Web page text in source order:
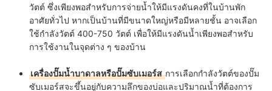
วัตต์ ซึ่งเพียงพอสำหรับการจ่ายน้ำให้มีแรงดันคงที่ในบ้านพัก
อาศัยทั่วไป หากเป็นบ้านที่มีขนาดใหญ่หรือมีหลายชั้น อาจเลือก
ใช้กำลังวัตต์ 400-750 วัตต์ เพื่อให้มีแรงดันน้ำเพียงพอสำหรับ
การใช้งานในจุดต่าง ๆ ของบ้าน
เครื่องปั๊มน้ำบาดาลหรือปั๊มซับเมอร์สการเลือกกำลังวัตต์ของปั๊ม
ซับเมอร์สจะขึ้นอยู่กับความลึกของบ่อและปริมาณน้ำที่ต้องการ